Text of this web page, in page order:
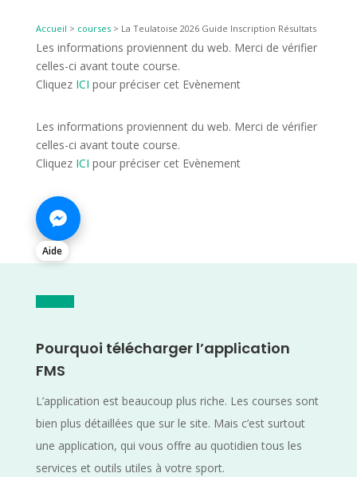
Accueil > courses> La Teulatoise 2026 Guide Inscription Résultats
Les informations proviennent du web. Merci de vérifier
celles-ci avant toute course.
Cliquez ICI pour préciser cet Evènement
Les informations proviennent du web. Merci de vérifier
celles-ci avant toute course.
Cliquez ICI pour préciser cet Evènement
Aide
Pourquoi télécharger l’application
FMS
L’application est beaucoup plus riche. Les courses sont
bien plus détaillées que sur le site. Mais c’est surtout
une application, qui vous offre au quotidien tous les
services et outils utiles à votre sport.